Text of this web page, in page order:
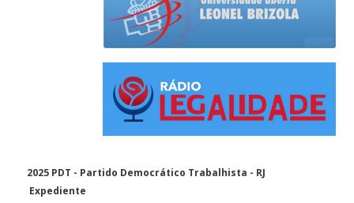
2025 PDT - Partido Democrático Trabalhista - RJ
Expediente